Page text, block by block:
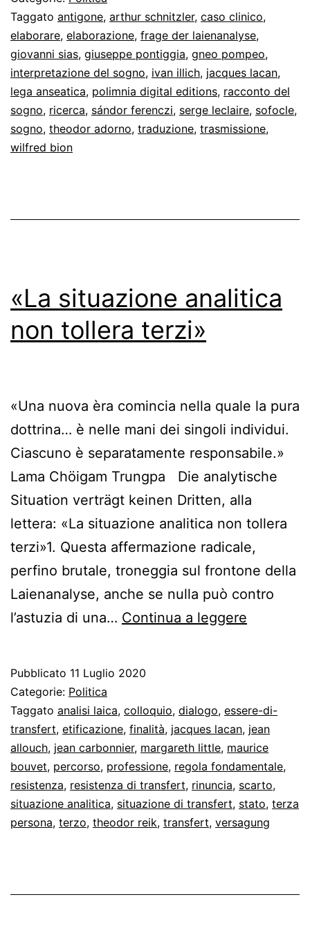
Sias
Taggato antigone, arthur schnitzler, caso clinico,
elaborare, elaborazione, frage der laienanalyse,
giovanni sias, giuseppe pontiggia, gneo pompeo,
interpretazione del sogno, ivan illich, jacques lacan,
lega anseatica, polimnia digital editions, racconto del
sogno, ricerca, sándor ferenczi, serge leclaire, sofocle,
sogno, theodor adorno, traduzione, trasmissione,
wilfred bion
«La situazione analitica
non tollera terzi»
«Una nuova èra comincia nella quale la pura
dottrina… è nelle mani dei singoli individui.
Ciascuno è separatamente responsabile.»
Lama Chöigam Trungpa Die analytische
Situation verträgt keinen Dritten, alla
lettera: «La situazione analitica non tollera
terzi»1. Questa affermazione radicale,
perfino brutale, troneggia sul frontone della
Laienanalyse, anche se nulla può contro
l’astuzia di una… Continua a leggere
tollera
terzi»
Pubblicato 11 Luglio 2020
Categorie: Politica
Taggato analisi laica, colloquio, dialogo, essere-di-
transfert, etificazione, finalità, jacques lacan, jean
allouch, jean carbonnier, margareth little, maurice
bouvet, percorso, professione, regola fondamentale,
resistenza, resistenza di transfert, rinuncia, scarto,
situazione analitica, situazione di transfert, stato, terza
persona, terzo, theodor reik, transfert, versagung